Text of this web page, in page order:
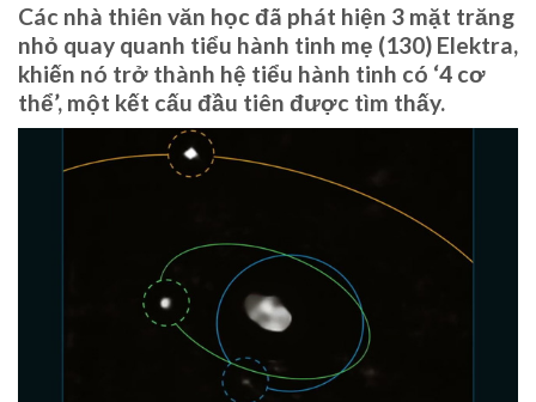
Các nhà thiên văn học đã phát hiện 3 mặt trăng
nhỏ quay quanh tiểu hành tinh mẹ (130) Elektra,
khiến nó trở thành hệ tiểu hành tinh có ‘4 cơ
thể’, một kết cấu đầu tiên được tìm thấy.